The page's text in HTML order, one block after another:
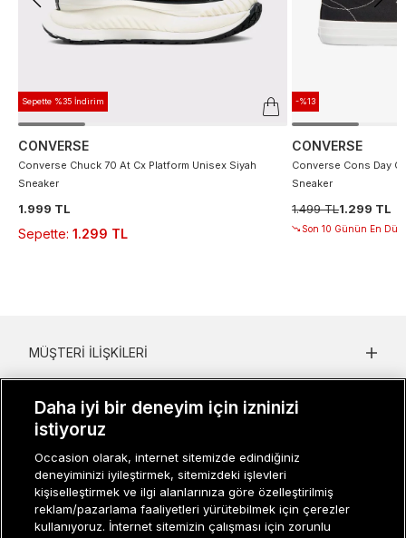
Sepette %35 İndirim
CONVERSE
Converse Chuck 70 At Cx Platform Unisex Siyah
Sneaker
1.999 TL
Sepette: 1.299 TL
-%13
CONVERSE
Converse Cons Day
Sneaker
1.499 TL1.299 TL
Son 10 Günün En
MÜŞTERI İLIŞKILERI
KADIN KATEGORILER
GRUP MARKALAR
ERKEK KATEGORILER
Daha iyi bir deneyim için izninizi
istiyoruz
Occasion olarak, internet sitemizde edindiğiniz
deneyiminizi iyileştirmek, sitemizdeki işlevleri
kişiselleştirmek ve ilgi alanlarınıza göre özelleştirilmiş
reklam/pazarlama faaliyetleri yürütebilmek için çerezler
kullanıyoruz. İnternet sitemizin çalışması için zorunlu